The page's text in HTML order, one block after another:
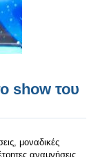
show του
μοναδικές
αναμνήσεις,